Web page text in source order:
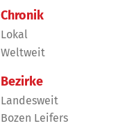
Chronik
Lokal
Weltweit
Bezirke
Landesweit
Bozen Leifers